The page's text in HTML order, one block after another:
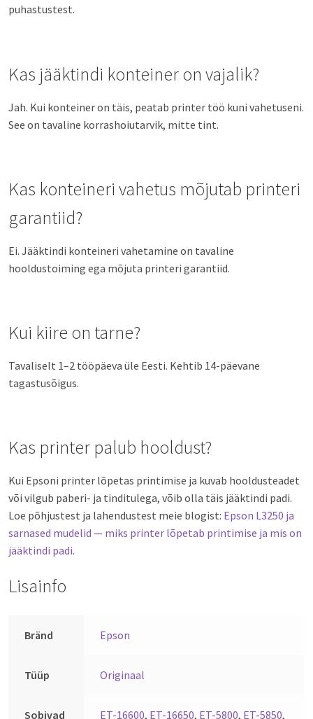
puhastustest.
Kas jääktindi konteiner on vajalik?
Jah. Kui konteiner on täis, peatab printer töö kuni vahetuseni.
See on tavaline korrashoiutarvik, mitte tint.
Kas konteineri vahetus mõjutab printeri
garantiid?
Ei. Jääktindi konteineri vahetamine on tavaline
hooldustoiming ega mõjuta printeri garantiid.
Kui kiire on tarne?
Tavaliselt 1–2 tööpäeva üle Eesti. Kehtib 14-päevane
tagastusõigus.
Kas printer palub hooldust?
Kui Epsoni printer lõpetas printimise ja kuvab hooldusteadet
või vilgub paberi- ja tinditulega, võib olla täis jääktindi padi.
Loe põhjustest ja lahendustest meie blogist: Epson L3250 ja
sarnased mudelid — miks printer lõpetab printimise ja mis on
jääktindi padi.
Lisainfo
Bränd Epson
Tüüp Originaal
Sobivad
ET-16600, ET-16650, ET-5800, ET-5850,